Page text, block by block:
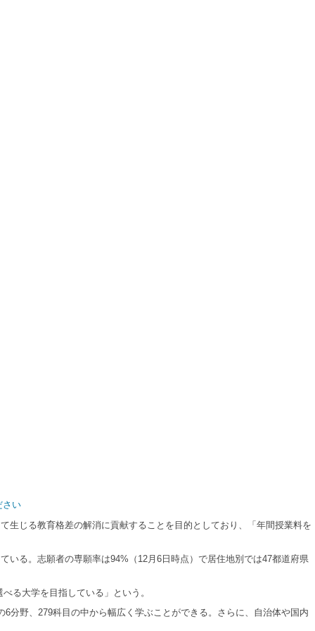
さい
じる教育格差の解消に貢献することを目的としており、「年間授業料を
る。志願者の専願率は94%（12月6日時点）で居住地別では47都道府県
る大学を目指している」という。
野、279科目の中から幅広く学ぶことができる。さらに、自治体や国内